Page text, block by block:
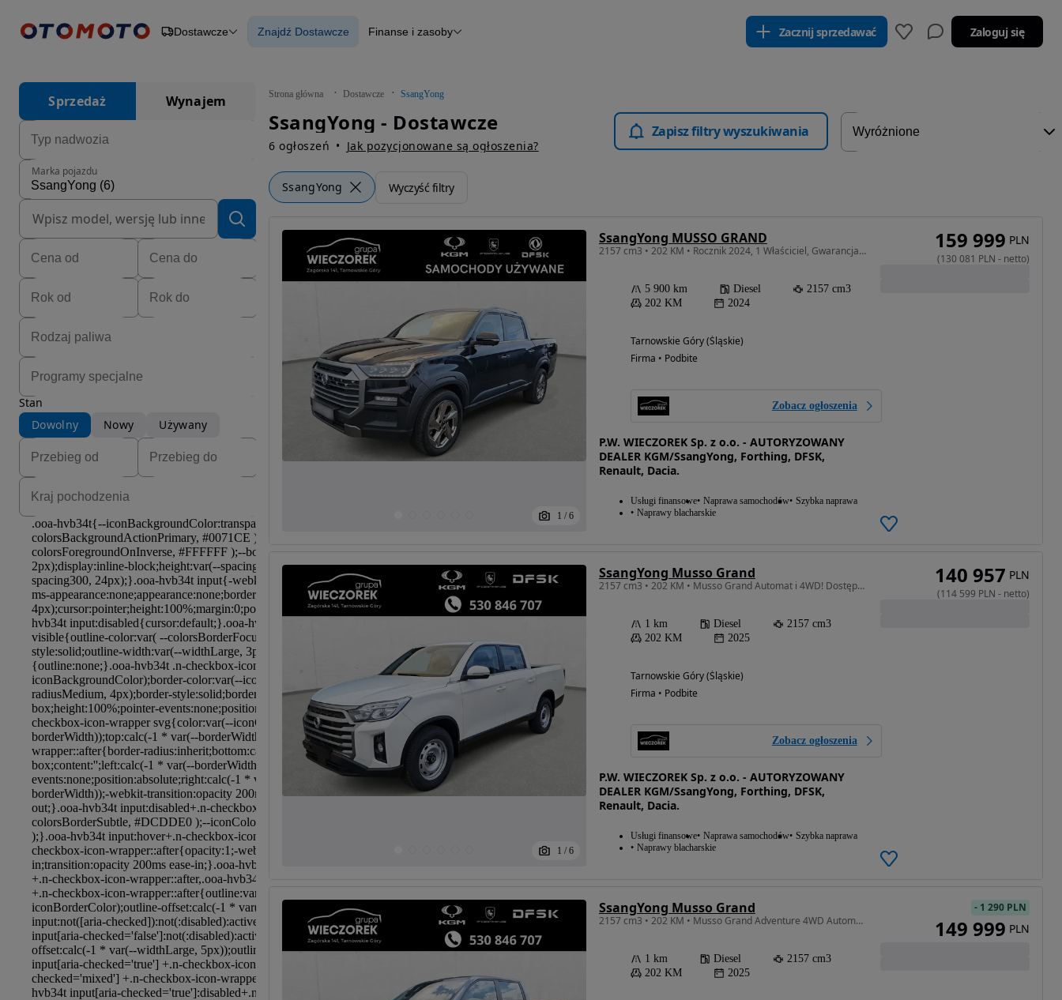
Osobowe
Przyczepy
Dostawcze Znajdź Dostawcze Finanse i zasoby Zacznij sprzedawać Zaloguj się
Strona główna Dostawcze SsangYong
SsangYong - Dostawcze
6 ogłoszeń Jak pozycjonowane są ogłoszenia?
Zapisz filtry wyszukiwania
SsangYong Wyczyść filtry
Sprzedaż Wynajem
Marka pojazdu
Stan
Dowolny
Nowy Używany
1 / 6
SsangYong MUSSO GRAND
2157 cm3 • 202 KM • Rocznik 2024, 1 Właściciel, Gwarancja, Napęd 4x4, FV VAT ! ! !
5 900 km Diesel
2157 cm3
202 KM
2024
Tarnowskie Góry (Śląskie)
Firma • Podbite
Zobacz ogłoszenia
P.W. WIECZOREK Sp. z o.o. - AUTORYZOWANY
DEALER KGM/SsangYong, Forthing, DFSK,
Renault, Dacia.
Usługi finansowe Naprawa samochodów Szybka naprawa
Naprawy blacharskie
159 999 PLN
(130 081 PLN - netto)
1 / 6
SsangYong Musso Grand
2157 cm3 • 202 KM • Musso Grand Automat i 4WD! Dostępny od ręki! SUPER CENA!!!
1 km Diesel
2157 cm3
202 KM
2025
Tarnowskie Góry (Śląskie)
Firma • Podbite
Zobacz ogłoszenia
P.W. WIECZOREK Sp. z o.o. - AUTORYZOWANY
DEALER KGM/SsangYong, Forthing, DFSK,
Renault, Dacia.
Usługi finansowe Naprawa samochodów Szybka naprawa
Naprawy blacharskie
140 957 PLN
(114 599 PLN - netto)
SsangYong Musso Grand
2157 cm3 • 202 KM • Musso Grand Adventure 4WD Automat! SUPER CENA!!!
1 km Diesel
2157 cm3
202 KM
2025
- 1 290 PLN
149 999 PLN